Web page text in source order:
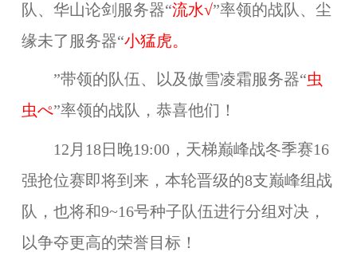
队、华山论剑服务器“流水√”率领的战队、尘
缘未了服务器“小猛虎。
”带领的队伍、以及傲雪凌霜服务器“虫
虫ぺ”率领的战队，恭喜他们！
12月18日晚19:00，天梯巅峰战冬季赛16
强抢位赛即将到来，本轮晋级的8支巅峰组战
队，也将和9~16号种子队伍进行分组对决，
以争夺更高的荣誉目标！